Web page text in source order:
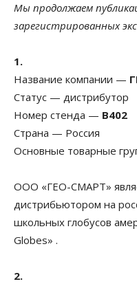
Мы продолжаем
зарегистрированных
1.
Название компании —
Статус — дистрибутор
Номер стенда — B402
Страна — Россия
Основные товарные
ООО «ГЕО-СМАРТ»
дистрибьютором на
школьных глобусов
Globes» .
2.